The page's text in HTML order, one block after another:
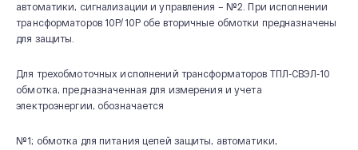
автоматики, сигнализации и управления – №2. При исполнении
трансформаторов 10Р/10Р обе вторичные обмотки предназначены
для защиты.
Для трехобмоточных исполнений трансформаторов ТПЛ-СВЭЛ-10
обмотка, предназначенная для измерения и учета
электроэнергии, обозначается
№1; обмотка для питания цепей защиты, автоматики,